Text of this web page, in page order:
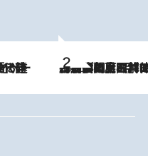
2026.8.8
「最後に見られてよかった」上野動物園の東園パンダ舎が解体前に特別公開。8月16日まで延長されたパネル展と共に辿る“半世紀”のパンダ飼育《解体工事の図面あり》